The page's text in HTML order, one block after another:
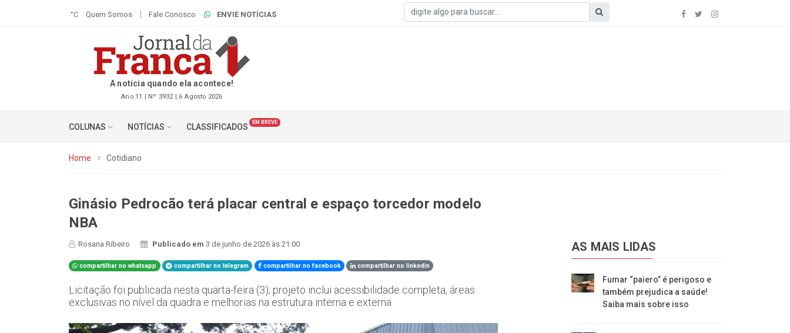
°C Quem Somos Fale Conosco ENVIE NOTÍCIAS
A notícia quando ela acontece!
Ano 11 | Nº 3932 | 6 Agosto 2026
COLUNAS NOTÍCIAS CLASSIFICADOS EM BREVE
Home Cotidiano
Ginásio Pedrocão terá placar central e espaço torcedor modelo
NBA
Rosana Ribeiro Publicado em3 de junho de 2026 às 21:00
compartilhar no whatsapp compartilhar no telegram compartilhar no facebook compartilhar no linkedin
Licitação foi publicada nesta quarta-feira (3); projeto inclui acessibilidade completa, áreas
exclusivas no nível da quadra e melhorias na estrutura interna e externa
AS MAIS LIDAS
Fumar “paiero” é perigoso e
também prejudica a saúde!
Saiba mais sobre isso